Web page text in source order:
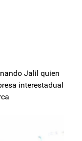
Jalil quien
interestadual